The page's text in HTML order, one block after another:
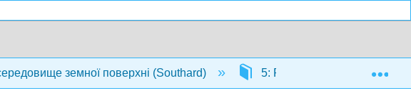
земної поверхні (Southard) 5: Річки 5.11: